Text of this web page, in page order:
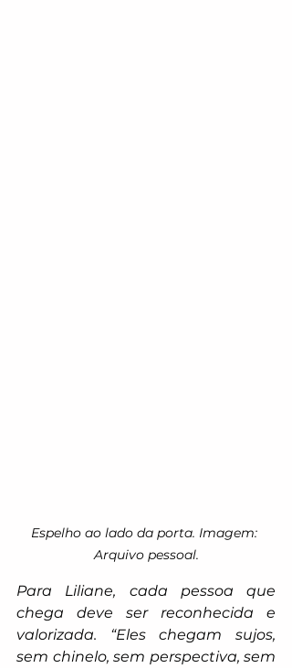
Espelho ao lado da porta. Imagem:
Arquivo pessoal.
Para Liliane, cada pessoa que
chega deve ser reconhecida e
valorizada. “Eles chegam sujos,
sem chinelo, sem perspectiva, sem